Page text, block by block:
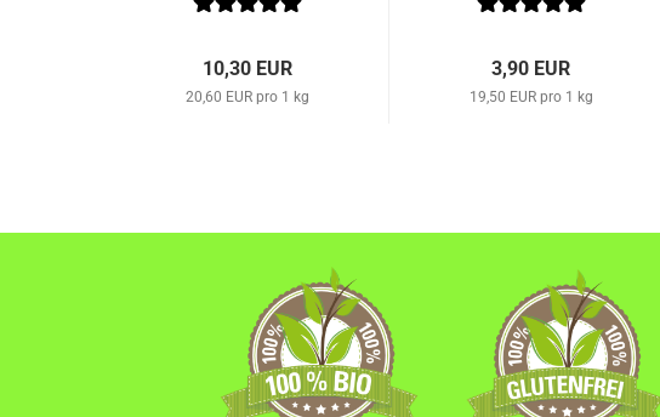
10,30 EUR
20,60 EUR pro 1 kg
3,90 EUR
19,50 EUR pro 1 kg